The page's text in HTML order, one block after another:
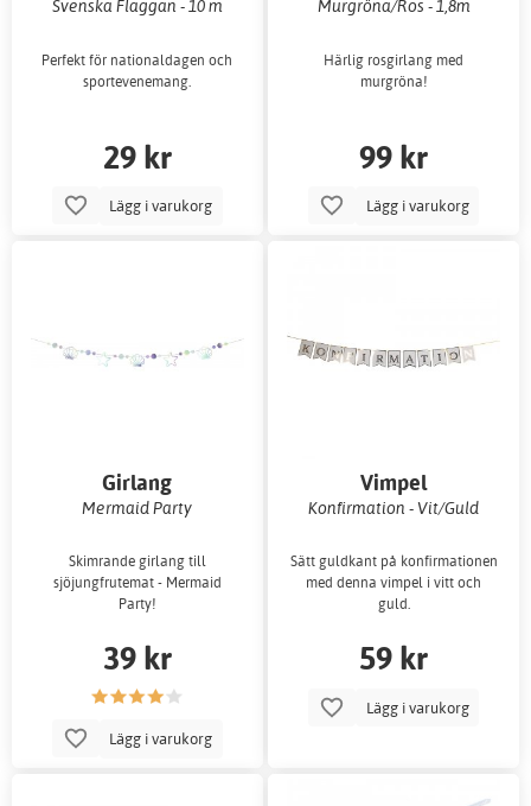
Svenska Flaggan - 10 m
Perfekt för nationaldagen och
sportevenemang.
29 kr
Lägg i varukorg
Murgröna/Ros - 1,8m
Härlig rosgirlang med
murgröna!
99 kr
Lägg i varukorg
Girlang
Mermaid Party
Skimrande girlang till
sjöjungfrutemat - Mermaid
Party!
39 kr
Lägg i varukorg
Vimpel
Konfirmation - Vit/Guld
Sätt guldkant på konfirmationen
med denna vimpel i vitt och
guld.
59 kr
Lägg i varukorg